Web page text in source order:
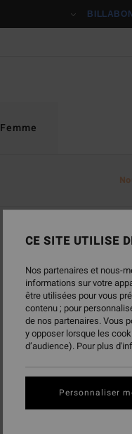
Femme
CE SITE UTILISE
Nos partenaires et nous-
informations sur votre
être utilisées pour vous
contenu ; pour
de nos partenaires. Vous
y opposer lorsque les
d’audience). Pour plus
Personnaliser